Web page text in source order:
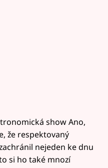
show Ano,
že respektovaný
nejeden ke dnu
si ho také mnozí